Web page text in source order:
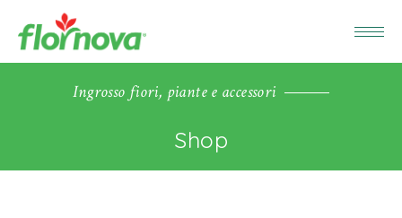
Ingrosso fiori, piante e accessori
Shop